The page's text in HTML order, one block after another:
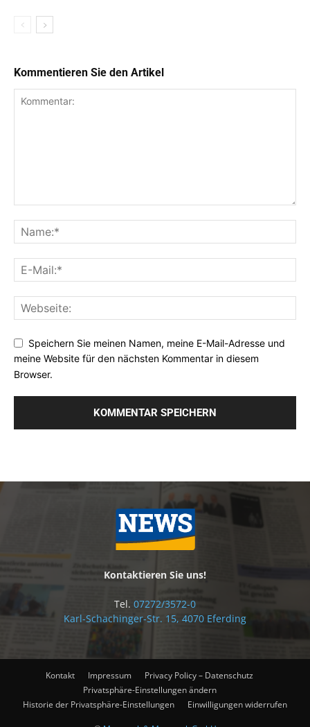
Kommentieren Sie den Artikel
Speichern Sie meinen Namen, meine E-Mail-Adresse und
meine Website für den nächsten Kommentar in diesem
Browser.
Kontaktieren Sie uns!
Tel. 07272/3572-0
Karl-Schachinger-Str. 15, 4070 Eferding
Kontakt Impressum
Privacy Policy – Datenschutz
Privatsphäre-Einstellungen ändern
Historie der Privatsphäre-Einstellungen
Einwilligungen widerrufen